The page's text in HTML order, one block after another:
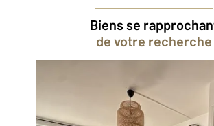
Biens se
de votre recherche